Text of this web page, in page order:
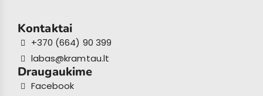
Kontaktai
+370 (664) 90 399
labas@kramtau.lt
Draugaukime
Facebook